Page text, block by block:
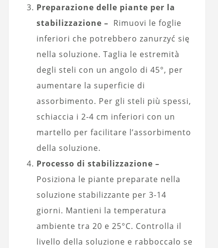
Preparazione delle piante per la
stabilizzazione – Rimuovi le foglie
inferiori che potrebbero zanurzyć się
nella soluzione. Taglia le estremità
degli steli con un angolo di 45°, per
aumentare la superficie di
assorbimento. Per gli steli più spessi,
schiaccia i 2-4 cm inferiori con un
martello per facilitare l’assorbimento
della soluzione.
Processo di stabilizzazione –
Posiziona le piante preparate nella
soluzione stabilizzante per 3-14
giorni. Mantieni la temperatura
ambiente tra 20 e 25°C. Controlla il
livello della soluzione e rabboccalo se